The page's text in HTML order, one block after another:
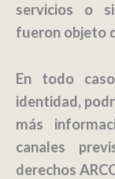
servicios o
fueron objeto
En todo
identidad,
más
canales
derechos